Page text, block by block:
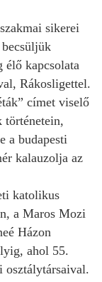
sikerei
élő kapcsolata
Rákosligettel.
címet viselő
történetein,
a budapesti
kalauzolja az
katolikus
a Maros Mozi
Házon
ahol 55.
osztálytársaival.